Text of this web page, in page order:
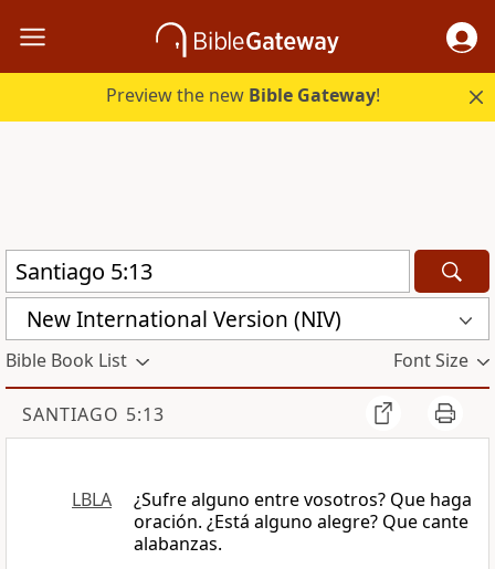
Preview the new Bible Gateway!
New International Version (NIV)
Bible Book List Font Size
SANTIAGO 5:13
LBLA
¿Sufre alguno entre vosotros? Que haga
oración. ¿Está alguno alegre? Que cante
alabanzas.